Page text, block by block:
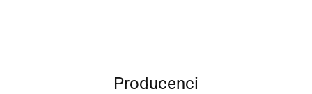
Producenci